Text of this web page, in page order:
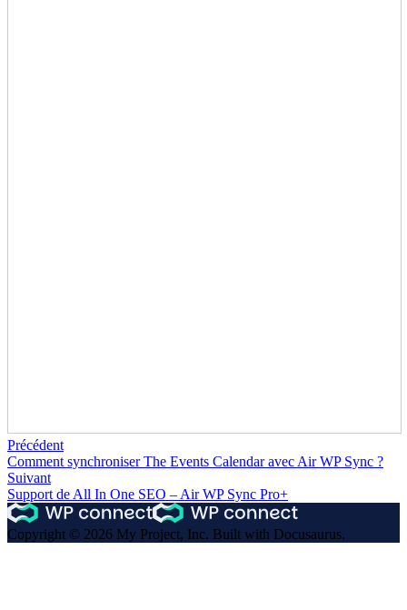
Précédent
Comment synchroniser The Events Calendar avec Air WP Sync ?
Suivant
Support de All In One SEO – Air WP Sync Pro+
Copyright © 2026 My Project, Inc. Built with Docusaurus.